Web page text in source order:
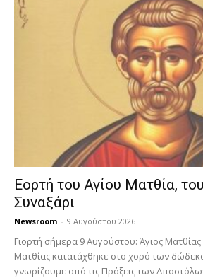
Εορτή του Αγίου Ματθία,
Συναξάρι
Newsroom - 9 Αυγούστου 2026
Γιορτή σήμερα 9 Αυγούστου: Άγιος
Ματθίας κατατάχθηκε στο χορό των
γνωρίζουμε από τις Πράξεις των